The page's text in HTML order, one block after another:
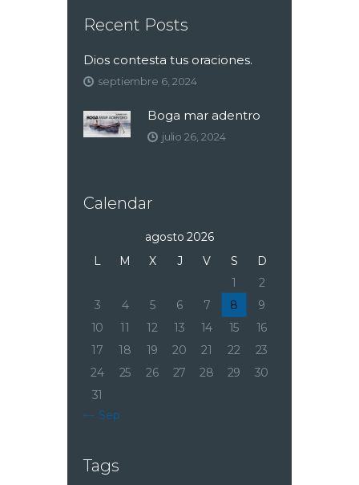
Recent Posts
Dios contesta tus oraciones.
septiembre 6, 2024
Boga mar adentro
julio 26, 2024
Calendar
agosto 2026
L
M X J V S
D
1
2
3
4 5 6 7 8
9
10
11 12 13 14 15
16
17
18 19 20 21 22
23
24
25 26 27 28 29
30
31
« Sep
Tags